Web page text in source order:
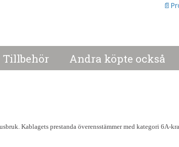
Tillbehör Andra köpte också
Kablagets prestanda överensstämmer med kategori 6A-